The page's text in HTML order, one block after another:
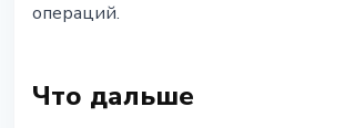
операций.
Что дальше